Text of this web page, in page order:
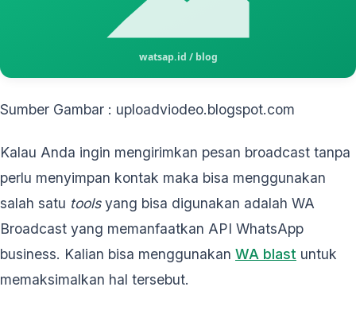
Sumber Gambar : uploadviodeo.blogspot.com
Kalau Anda ingin mengirimkan pesan broadcast tanpa
perlu menyimpan kontak maka bisa menggunakan
salah satu toolsyang bisa digunakan adalah WA
Broadcast yang memanfaatkan API WhatsApp
business. Kalian bisa menggunakan WA blast untuk
memaksimalkan hal tersebut.